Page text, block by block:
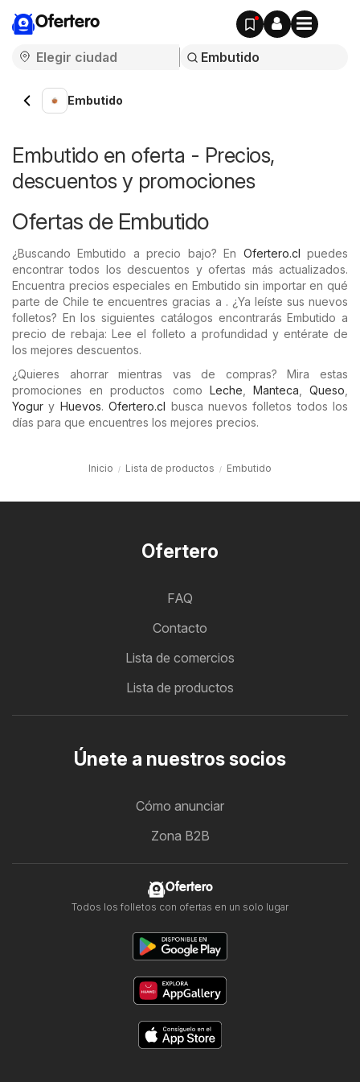
Ofertero
Embutido
Embutido en oferta - Precios,
descuentos y promociones
Ofertas de Embutido
¿Buscando Embutido a precio bajo? En Ofertero.cl puedes
encontrar todos los descuentos y ofertas más actualizados.
Encuentra precios especiales en Embutido sin importar en qué
parte de Chile te encuentres gracias a . ¿Ya leíste sus nuevos
folletos? En los siguientes catálogos encontrarás Embutido a
precio de rebaja: Lee el folleto a profundidad y entérate de
los mejores descuentos.
¿Quieres ahorrar mientras vas de compras? Mira estas
promociones en productos como Leche Manteca ,Queso
Yogur y Huevos.Ofertero.cl busca nuevos folletos todos los
días para que encuentres los mejores precios.
Inicio Lista de productos Embutido
Ofertero
FAQ
Contacto
Lista de comercios
Lista de productos
Únete a nuestros socios
Cómo anunciar
Zona B2B
Ofertero
Todos los folletos con ofertas en un solo lugar